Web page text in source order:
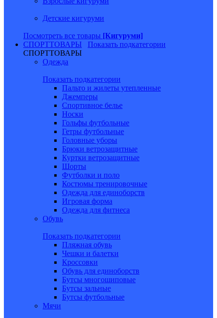
Детские кигуруми
Посмотреть все товары [Кигуруми]
СПОРТТОВАРЫ
Показать подкатегории
СПОРТТОВАРЫ
Одежда
Показать подкатегории
Пальто и жилеты утепленные
Джемперы
Спортивное белье
Носки
Гольфы футбольные
Гетры футбольные
Головные уборы
Брюки ветрозащитные
Куртки ветрозащитные
Шорты
Футболки и поло
Костюмы тренировочные
Одежда для единоборств
Игровая форма
Одежда для фитнеса
Обувь
Показать подкатегории
Пляжная обувь
Чешки и балетки
Кроссовки
Обувь для единоборств
Бутсы многошиповые
Бутсы зальные
Бутсы футбольные
Мячи